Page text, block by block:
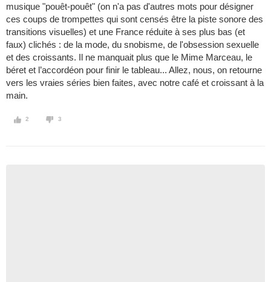
musique "pouêt-pouêt" (on n'a pas d'autres mots pour désigner
ces coups de trompettes qui sont censés être la piste sonore des
transitions visuelles) et une France réduite à ses plus bas (et
faux) clichés : de la mode, du snobisme, de l'obsession sexuelle
et des croissants. Il ne manquait plus que le Mime Marceau, le
béret et l’accordéon pour finir le tableau... Allez, nous, on retourne
vers les vraies séries bien faites, avec notre café et croissant à la
main.
2 3